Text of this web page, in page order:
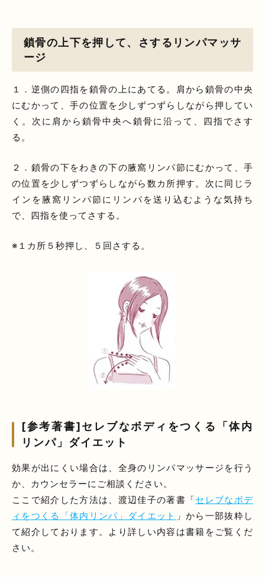
鎖骨の上下を押して、さするリンパマッサ
ージ
１．逆側の四指を鎖骨の上にあてる。肩から鎖骨の中央
にむかって、手の位置を少しずつずらしながら押してい
く。次に肩から鎖骨中央へ鎖骨に沿って、四指でさす
る。
２．鎖骨の下をわきの下の腋窩リンパ節にむかって、手
の位置を少しずつずらしながら数カ所押す。次に同じラ
インを腋窩リンパ節にリンパを送り込むような気持ち
で、四指を使ってさする。
※１カ所５秒押し、５回さする。
[参考著書]セレブなボディをつくる「体内
リンパ」ダイエット
効果が出にくい場合は、全身のリンパマッサージを行う
か、カウンセラーにご相談ください。
ここで紹介した方法は、渡辺佳子の著書「セレブなボデ
ィをつくる「体内リンパ」ダイエット 」から一部抜粋し
て紹介しております。より詳しい内容は書籍をご覧くだ
さい。